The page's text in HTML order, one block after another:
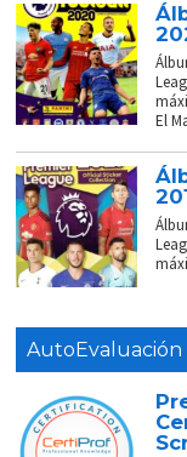
El
AutoEvaluación